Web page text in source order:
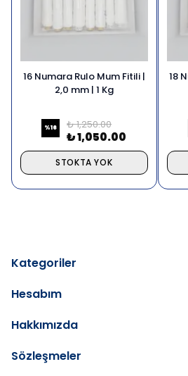
16 Numara Rulo Mum Fitili |
2,0 mm | 1 Kg
%16 ₺ 1,250.00
₺ 1,050.00
STOKTA YOK
18
Kategoriler
Hesabım
Hakkımızda
Sözleşmeler